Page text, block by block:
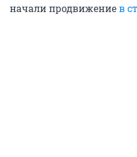
начали продвижениев